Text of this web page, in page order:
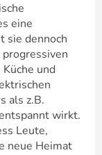
eine
sie dennoch
und
als z.B.
wirkt.
Leute,
neue Heimat